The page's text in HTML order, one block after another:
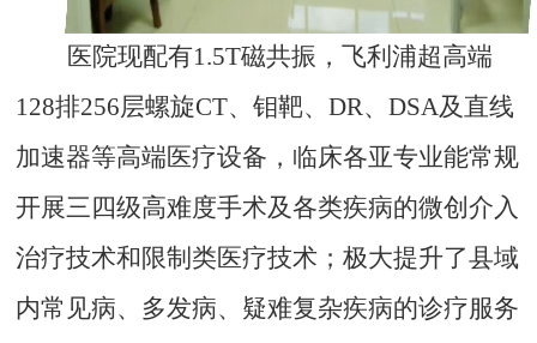
医院现配有1.5T磁共振，飞利浦超高端
128排256层螺旋CT、钼靶、DR、DSA及直线
加速器等高端医疗设备，临床各亚专业能常规
开展三四级高难度手术及各类疾病的微创介入
治疗技术和限制类医疗技术；极大提升了县域
内常见病、多发病、疑难复杂疾病的诊疗服务